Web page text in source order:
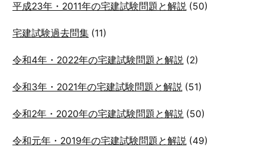
平成23年・2011年の宅建試験問題と解説(50)
宅建試験過去問集(11)
令和4年・2022年の宅建試験問題と解説(2)
令和3年・2021年の宅建試験問題と解説(51)
令和2年・2020年の宅建試験問題と解説(50)
令和元年・2019年の宅建試験問題と解説(49)